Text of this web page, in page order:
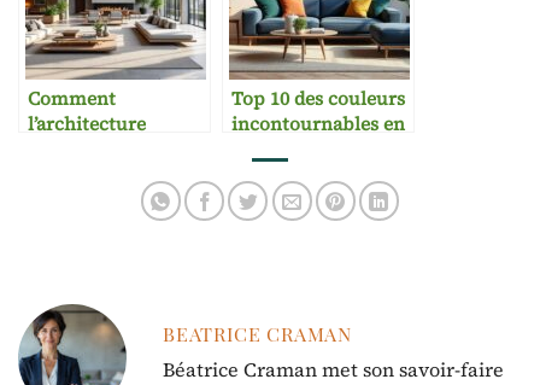
Comment
l’architecture
décoration moderne
Top 10 des couleurs
incontournables en
d’intérieur
BEATRICE CRAMAN
Béatrice Craman met son savoir-faire